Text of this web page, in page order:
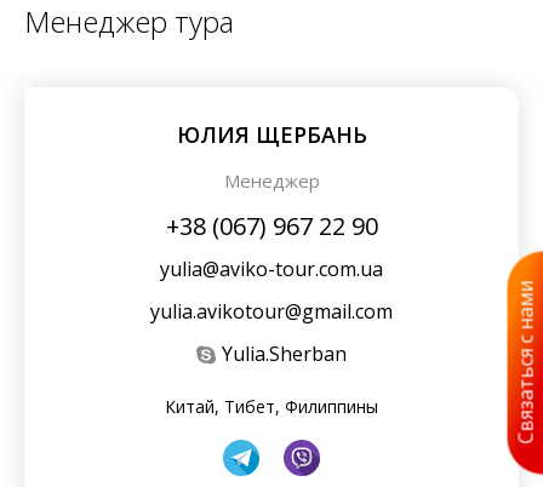
Менеджер тура
ЮЛИЯ ЩЕРБАНЬ
Менеджер
+38 (067) 967 22 90
yulia@aviko-tour.com.ua
yulia.avikotour@gmail.com
Yulia.Sherban
Китай, Тибет, Филиппины Связаться с нами